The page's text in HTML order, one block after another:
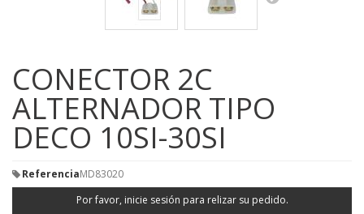
CONECTOR 2C
ALTERNADOR TIPO
DECO 10SI-30SI
ReferenciaMD83020
Por favor, inicie sesión para relizar su pedido.